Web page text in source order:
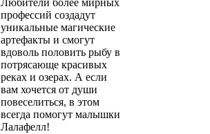
Любители более мирных
профессий создадут
уникальные магические
артефакты и смогут
вдоволь половить рыбу в
потрясающе красивых
реках и озерах. А если
вам хочется от души
повеселиться, в этом
всегда помогут малышки
Лалафелл!